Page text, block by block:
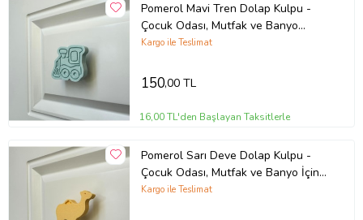
Pomerol Mavi Tren Dolap Kulpu -
Çocuk Odası, Mutfak ve Banyo
Dolapları İçin Eğlenceli ve Dayanıklı
Kargo ile Teslimat
150,00 TL
16,00 TL'den Başlayan Taksitlerle
Pomerol Sarı Deve Dolap Kulpu -
Çocuk Odası, Mutfak ve Banyo İçin
Eğlenceli ve Dayanıklı Mobilya
Kargo ile Teslimat